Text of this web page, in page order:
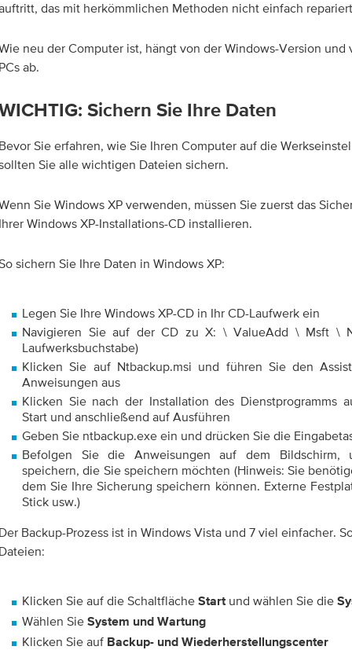
das mit herkömmlichen Methoden nicht einfach
neu der Computer ist, hängt von der Windows-Version und
ab.
Sichern Sie Ihre Daten
Sie erfahren, wie Sie Ihren Computer auf die
Sie alle wichtigen Dateien sichern.
Sie Windows XP verwenden, müssen Sie zuerst das
Windows XP-Installations-CD installieren.
sichern Sie Ihre Daten in Windows XP:
Legen Sie Ihre Windows XP-CD in Ihr CD-Laufwerk ein
Navigieren Sie auf der CD zu X: \ ValueAdd \ Msft \
Laufwerksbuchstabe)
Klicken Sie auf Ntbackup.msi und führen Sie den
Anweisungen aus
Klicken Sie nach der Installation des Dienstprogramms
Start und anschließend auf Ausführen
Geben Sie ntbackup.exe ein und drücken Sie die
Befolgen Sie die Anweisungen auf dem
speichern, die Sie speichern möchten (Hinweis: Sie
dem Sie Ihre Sicherung speichern können. Externe
Stick usw.)
Backup-Prozess ist in Windows Vista und 7 viel einfacher.
Klicken Sie auf die Schaltfläche Start und wählen Sie die
Wählen Sie System und Wartung
Klicken Sie auf Backup- und Wiederherstellungscenter